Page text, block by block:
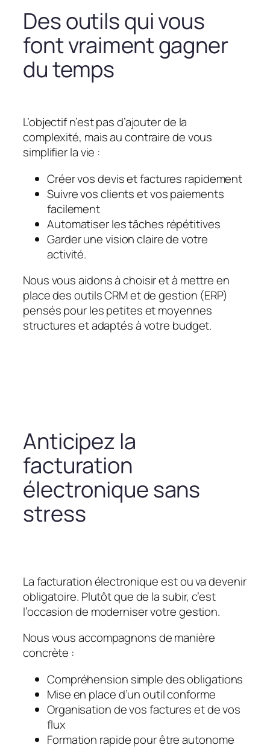
Des outils qui vous
font vraiment gagner
du temps
L’objectif n’est pas d’ajouter de la
complexité, mais au contraire de vous
simplifier la vie :
Créer vos devis et factures rapidement
Suivre vos clients et vos paiements
facilement
Automatiser les tâches répétitives
Garder une vision claire de votre
activité.
Nous vous aidons à choisir et à mettre en
place des outils CRM et de gestion (ERP)
pensés pour les petites et moyennes
structures et adaptés à votre budget.
Anticipez la
facturation
électronique sans
stress
La facturation électronique est ou va devenir
obligatoire. Plutôt que de la subir, c’est
l’occasion de moderniser votre gestion.
Nous vous accompagnons de manière
concrète :
Compréhension simple des obligations
Mise en place d’un outil conforme
Organisation de vos factures et de vos
flux
Formation rapide pour être autonome